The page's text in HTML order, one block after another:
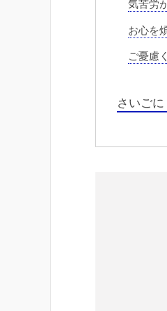
気苦労
お心を
ご憂慮
さいごに